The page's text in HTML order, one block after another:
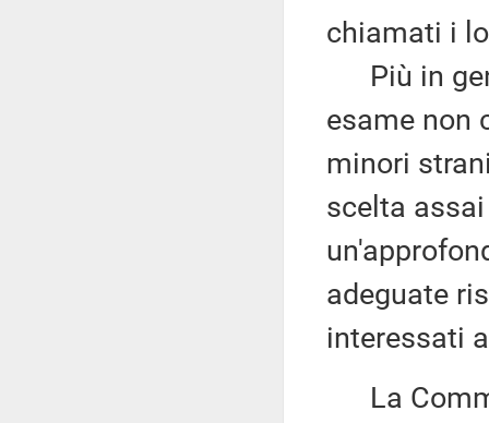
chiamati i
Più in
esame non
minori
scelta
adeguate
interessati
La